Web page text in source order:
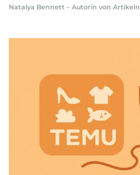
Natalya Bennett – Autorin von Artikeln